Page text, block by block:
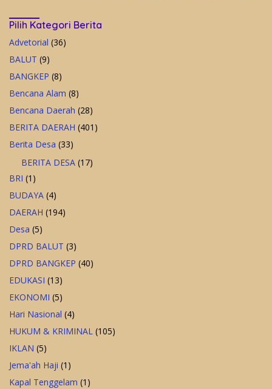
Pilih Kategori Berita
Advetorial (36)
BALUT (9)
BANGKEP (8)
Bencana Alam (8)
Bencana Daerah (28)
BERITA DAERAH (401)
Berita Desa (33)
BERITA DESA (17)
BRI (1)
BUDAYA (4)
DAERAH (194)
Desa (5)
DPRD BALUT (3)
DPRD BANGKEP (40)
EDUKASI (13)
EKONOMI (5)
Hari Nasional (4)
HUKUM & KRIMINAL (105)
IKLAN (5)
Jema'ah Haji (1)
Kapal Tenggelam (1)